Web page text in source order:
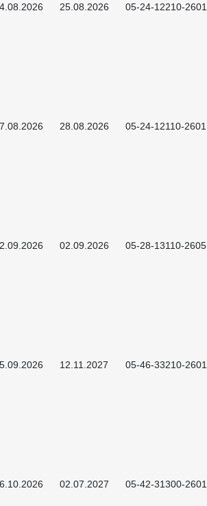
25.08.2026 05-24-12210-2601
28.08.2026 05-24-12110-2601
02.09.2026 05-28-13110-2605
12.11.2027 05-46-33210-2601
02.07.2027 05-42-31300-2601